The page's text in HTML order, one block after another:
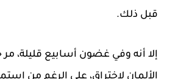
قبل ذلك.
إلا أنه وفي غضون أسابيع قليلة،
الألمان لاختراق، على الرغم من